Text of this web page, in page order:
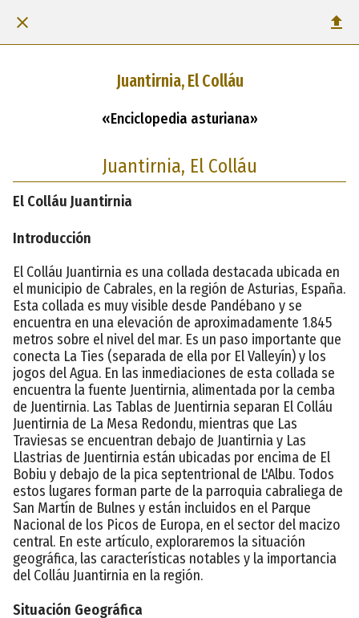
Juantirnia, El Colláu
«Enciclopedia asturiana»
Juantirnia, El Colláu
El Colláu Juantirnia
Introducción
El Colláu Juantirnia es una collada destacada ubicada en
el municipio de Cabrales, en la región de Asturias, España.
Esta collada es muy visible desde Pandébano y se
encuentra en una elevación de aproximadamente 1.845
metros sobre el nivel del mar. Es un paso importante que
conecta La Ties (separada de ella por El Valleyín) y los
jogos del Agua. En las inmediaciones de esta collada se
encuentra la fuente Juentirnia, alimentada por la cemba
de Juentirnia. Las Tablas de Juentirnia separan El Colláu
Juentirnia de La Mesa Redondu, mientras que Las
Traviesas se encuentran debajo de Juantirnia y Las
Llastrias de Juentirnia están ubicadas por encima de El
Bobiu y debajo de la pica septentrional de L'Albu. Todos
estos lugares forman parte de la parroquia cabraliega de
San Martín de Bulnes y están incluidos en el Parque
Nacional de los Picos de Europa, en el sector del macizo
central. En este artículo, exploraremos la situación
geográfica, las características notables y la importancia
del Colláu Juantirnia en la región.
Situación Geográfica